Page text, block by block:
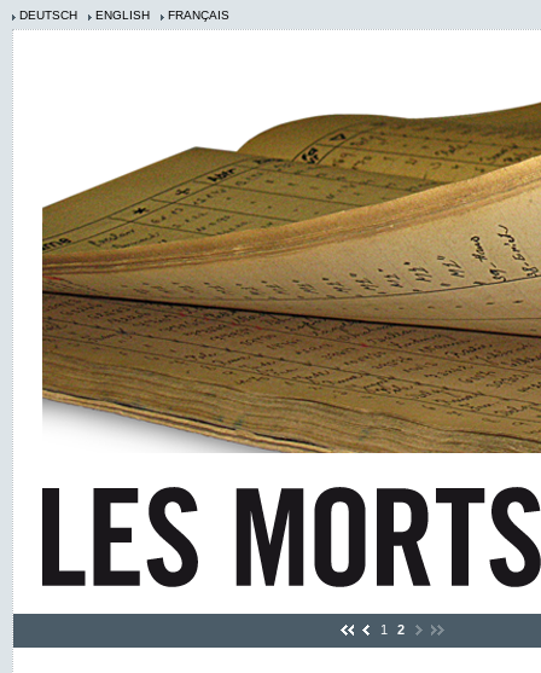
DEUTSCH ENGLISH FRANÇAIS
1 2